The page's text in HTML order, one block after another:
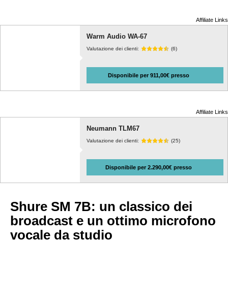
Affiliate Links
Warm Audio WA-67
Valutazione dei clienti: (6)
Disponibile per 911,00€ presso
Affiliate Links
Neumann TLM67
Valutazione dei clienti: (25)
Disponibile per 2.290,00€ presso
Shure SM 7B: un classico dei
broadcast e un ottimo microfono
vocale da studio